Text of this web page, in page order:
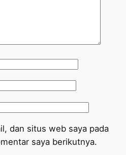
dan situs web saya pada
saya berikutnya.